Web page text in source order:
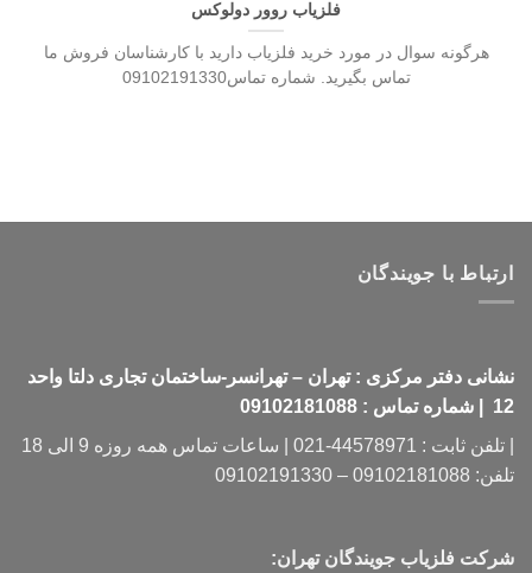
فلزیاب روور دولوکس
هرگونه سوال در مورد خرید فلزیاب دارید با کارشناسان فروش ما
تماس بگیرید. شماره تماس09102191330
ارتباط با جویندگان
نشانی دفتر مرکزی : تهران – تهرانسر-ساختمان تجاری دلتا واحد
12 | شماره تماس : 09102181088
| تلفن ثابت : 44578971-021 | ساعات تماس همه روزه 9 الی 18
تلفن: 09102181088 – 09102191330
شرکت فلزیاب جویندگان تهران: